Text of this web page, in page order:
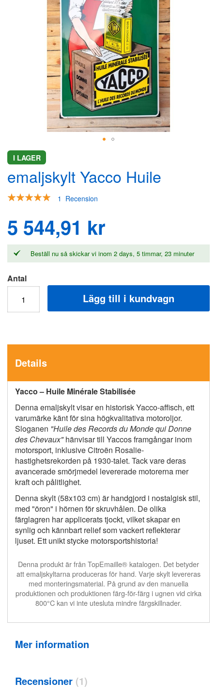
Hoppa
till
början
av
bildgalleriet
I LAGER
emaljskylt Yacco Huile
Rating:
1 Recension
5 544,91 kr
Beställ nu så skickar vi inom 2 days, 5 timmar, 23 minuter
Antal
Lägg till i kundvagn
Details
Yacco – Huile Minérale Stabilisée
Denna emaljskylt visar en historisk Yacco-affisch, ett
varumärke känt för sina högkvalitativa motoroljor.
Sloganen "Huile des Records du Monde qui Donne
des Chevaux"hänvisar till Yaccos framgångar inom
motorsport, inklusive Citroën Rosalie-
hastighetsrekorden på 1930-talet. Tack vare deras
avancerade smörjmedel levererade motorerna mer
kraft och pålitlighet.
Denna skylt (58x103 cm) är handgjord i nostalgisk stil,
med "öron" i hörnen för skruvhålen. De olika
färglagren har applicerats tjockt, vilket skapar en
synlig och kännbart relief som vackert reflekterar
ljuset. Ett unikt stycke motorsportshistoria!
Denna produkt är från TopEmaille® katalogen. Det betyder
att emaljskyltarna produceras för hand. Varje skylt levereras
med monteringsmaterial. På grund av den manuella
produktionen och produktionen färg-för-färg i ugnen vid cirka
800°C kan vi inte utesluta mindre färgskillnader.
Mer information
Recensioner 1